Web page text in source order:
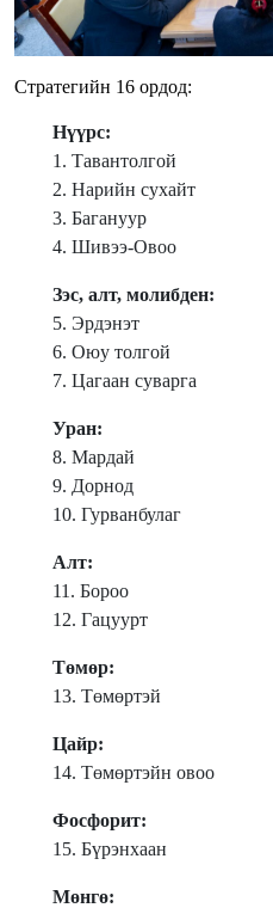
Стратегийн 16 ордод:
Нүүрс:
1. Тавантолгой
2. Нарийн сухайт
3. Багануур
4. Шивээ-Овоо
Зэс, алт, молибден:
5. Эрдэнэт
6. Оюу толгой
7. Цагаан суварга
Уран:
8. Мардай
9. Дорнод
10. Гурванбулаг
Алт:
11. Бороо
12. Гацуурт
Төмөр:
13. Төмөртэй
Цайр:
14. Төмөртэйн овоо
Фосфорит:
15. Бүрэнхаан
Мөнгө: